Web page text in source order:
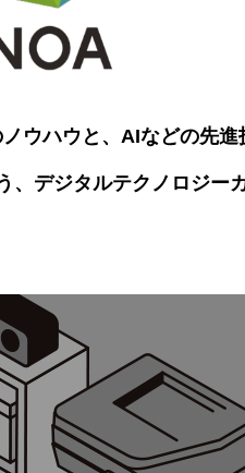
ウハウと、AIなどの先進
、デジタルテクノロジー